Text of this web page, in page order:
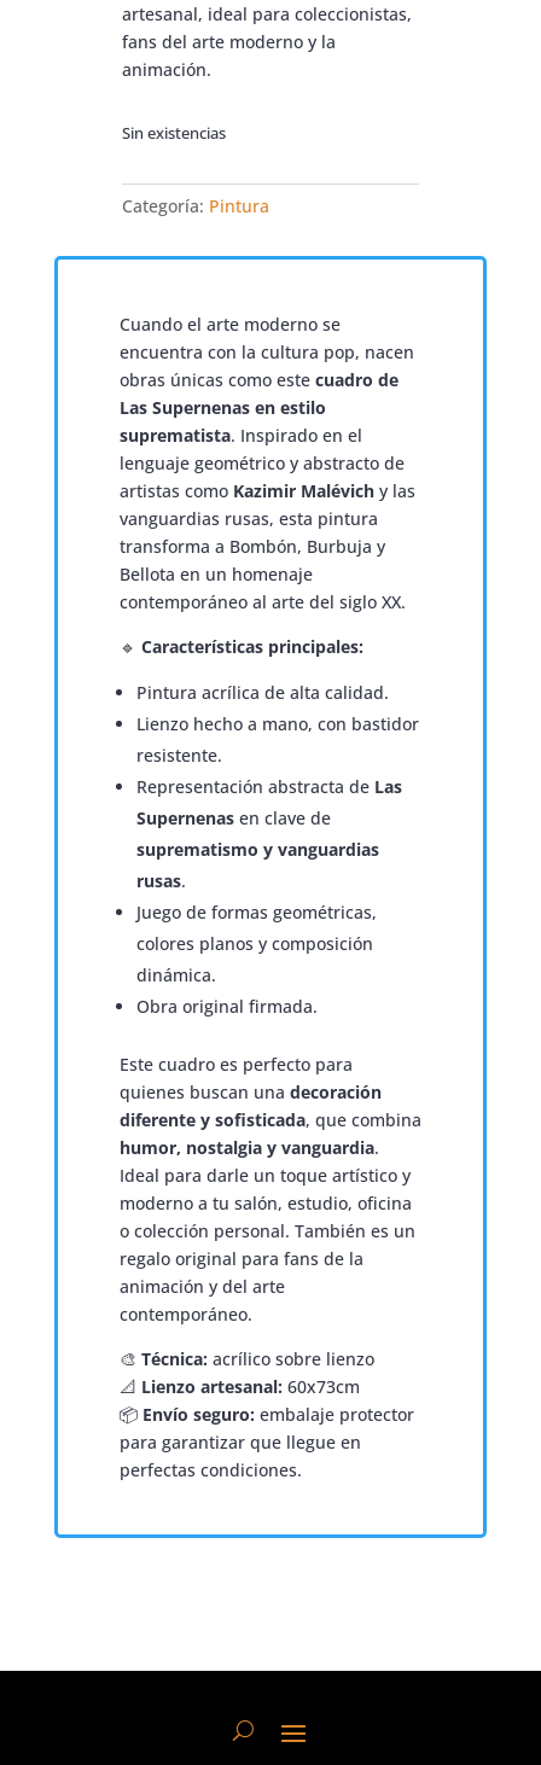
artesanal, ideal para coleccionistas,
fans del arte moderno y la
animación.
Sin existencias
Categoría: Pintura
Cuando el arte moderno se
encuentra con la cultura pop, nacen
obras únicas como este cuadro de
Las Supernenas en estilo
suprematista. Inspirado en el
lenguaje geométrico y abstracto de
artistas como Kazimir Malévichy las
vanguardias rusas, esta pintura
transforma a Bombón, Burbuja y
Bellota en un homenaje
contemporáneo al arte del siglo XX.
🔹 Características principales:
Pintura acrílica de alta calidad.
Lienzo hecho a mano, con bastidor
resistente.
Representación abstracta de Las
Supernenasen clave de
suprematismo y vanguardias
rusas.
Juego de formas geométricas,
colores planos y composición
dinámica.
Obra original firmada.
Este cuadro es perfecto para
quienes buscan una decoración
diferente y sofisticada, que combina
humor, nostalgia y vanguardia.
Ideal para darle un toque artístico y
moderno a tu salón, estudio, oficina
o colección personal. También es un
regalo original para fans de la
animación y del arte
contemporáneo.
🎨 Técnica: acrílico sobre lienzo
📐 Lienzo artesanal: 60x73cm
📦 Envío seguro: embalaje protector
para garantizar que llegue en
perfectas condiciones.